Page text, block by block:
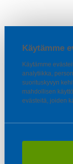
Käytämme
Käytämme
analytiikka,
suorituskyvyn
mahdollisen
evästeitä, joiden